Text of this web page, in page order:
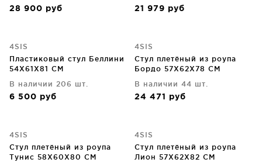
28 900 руб 21 979 руб
4SIS
Пластиковый стул Беллини
54X61X81 CM
В наличии 206 шт.
6 500 руб
4SIS
Стул плетёный из роупа
Бордо 57X62X78 CM
В наличии 44 шт.
24 471 руб
4SIS
Стул плетёный из роупа
Тунис 58X60X80 CM
4SIS
Стул плетёный из роупа
Лион 57X62X82 CM